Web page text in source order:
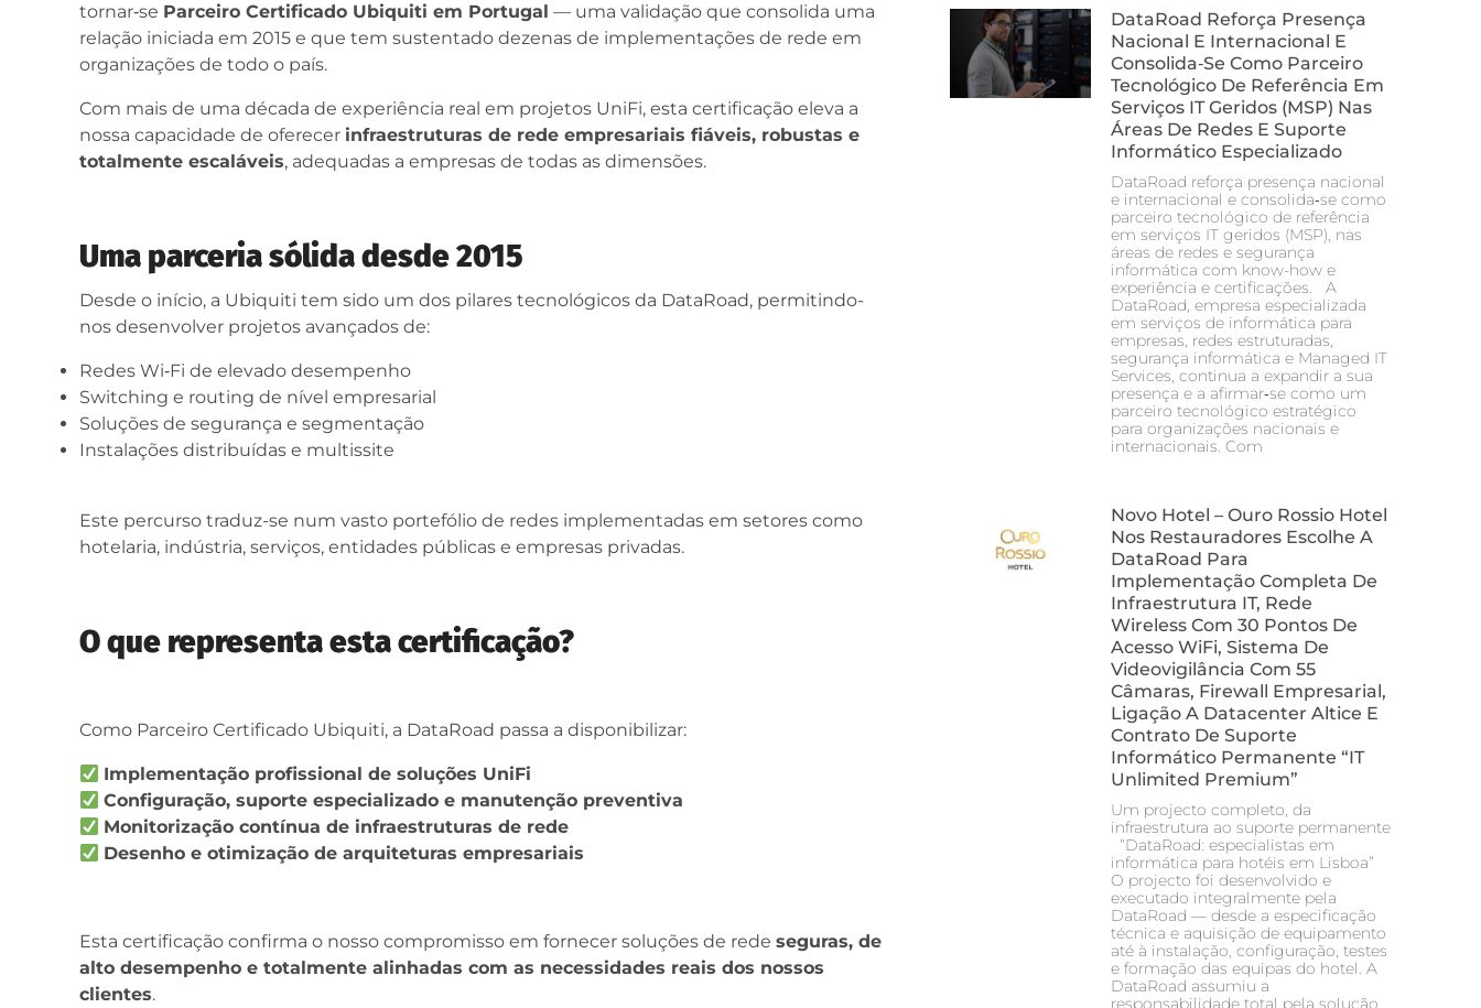
tornar‑se Parceiro Certificado Ubiquiti em Portugal — uma validação que consolida uma
relação iniciada em 2015 e que tem sustentado dezenas de implementações de rede em
organizações de todo o país.
Com mais de uma década de experiência real em projetos UniFi, esta certificação eleva a
nossa capacidade de oferecer infraestruturas de rede empresariais fiáveis, robustas e
totalmente escaláveis, adequadas a empresas de todas as dimensões.
Uma parceria sólida desde 2015
Desde o início, a Ubiquiti tem sido um dos pilares tecnológicos da DataRoad, permitindo-
nos desenvolver projetos avançados de:
Redes Wi‑Fi de elevado desempenho
Switching e routing de nível empresarial
Soluções de segurança e segmentação
Instalações distribuídas e multissite
Este percurso traduz-se num vasto portefólio de redes implementadas em setores como
hotelaria, indústria, serviços, entidades públicas e empresas privadas.
O que representa esta certificação?
Como Parceiro Certificado Ubiquiti, a DataRoad passa a disponibilizar:
Implementação profissional de soluções UniFi
Configuração, suporte especializado e manutenção preventiva
Monitorização contínua de infraestruturas de rede
Desenho e otimização de arquiteturas empresariais
Esta certificação confirma o nosso compromisso em fornecer soluções de rede seguras, de
alto desempenho e totalmente alinhadas com as necessidades reais dos nossos
clientes.
DataRoad Reforça Presença
Nacional E Internacional E
Consolida‑se Como Parceiro
Tecnológico De Referência Em
Serviços IT Geridos (MSP) Nas
Áreas De Redes E Suporte
Informático Especializado
DataRoad reforça presença nacional
e internacional e consolida‑se como
parceiro tecnológico de referência
em serviços IT geridos (MSP), nas
áreas de redes e segurança
informática com know-how e
experiência e certificações. A
DataRoad, empresa especializada
em serviços de informática para
empresas, redes estruturadas,
segurança informática e Managed IT
Services, continua a expandir a sua
presença e a afirmar‑se como um
parceiro tecnológico estratégico
para organizações nacionais e
internacionais. Com
Novo Hotel – Ouro Rossio Hotel
Nos Restauradores Escolhe A
DataRoad Para
Implementação Completa De
Infraestrutura IT, Rede
Wireless Com 30 Pontos De
Acesso WiFi, Sistema De
Videovigilância Com 55
Câmaras, Firewall Empresarial,
Ligação A Datacenter Altice E
Contrato De Suporte
Informático Permanente “IT
Unlimited Premium”
Um projecto completo, da
infraestrutura ao suporte permanente
“DataRoad: especialistas em
informática para hotéis em Lisboa”
O projecto foi desenvolvido e
executado integralmente pela
DataRoad — desde a especificação
técnica e aquisição de equipamento
até à instalação, configuração, testes
e formação das equipas do hotel. A
DataRoad assumiu a
responsabilidade total pela solução